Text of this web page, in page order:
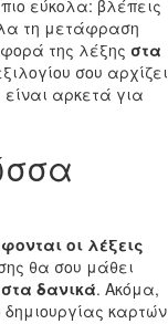
εύκολα: βλέπεις
τη μετάφραση
της λέξης στα
σου αρχίζει
αρκετά για
οι λέξεις
θα σου μάθει
στα δανικά. Ακόμα,
δημιουργίας καρτών